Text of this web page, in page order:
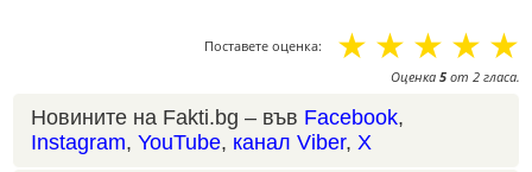
Поставете оценка: ☆
☆
☆
☆
☆
Оценка 5 от 2 гласа.
Новините на Fakti.bg – във Facebook,
Instagram, YouTube, канал Viber, X